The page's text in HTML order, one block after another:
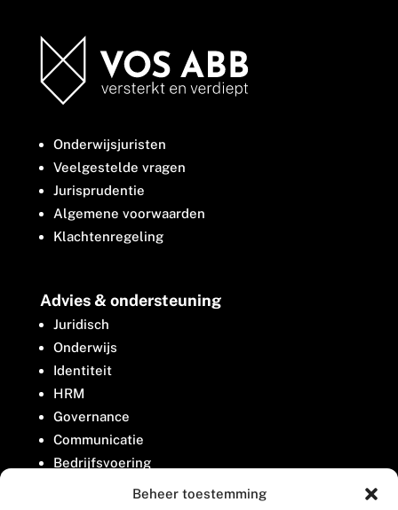
Beheer toestemming
Onderwijsjuristen
Veelgestelde vragen
Jurisprudentie
Algemene voorwaarden
Klachtenregeling
Advies & ondersteuning
Juridisch
Onderwijs
Identiteit
HRM
Governance
Communicatie
Bedrijfsvoering
Belangenbehartiging